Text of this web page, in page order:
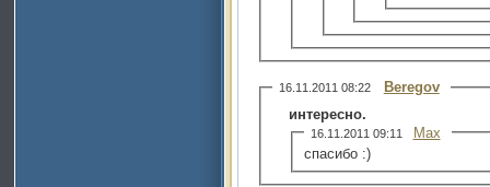
16.11.2011 08:22
Beregov
интересно.
16.11.2011 09:11
Max
cпасибо :)